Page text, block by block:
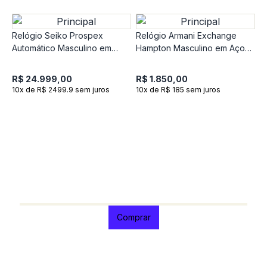
Relógio Seiko Prospex
Automático Masculino em
R$ 24.999,00
10x de R$ 2499.9 sem juros
Relógio Armani Exchange
Hampton Masculino em Aço
R$ 1.850,00
10x de R$ 185 sem juros
Comprar